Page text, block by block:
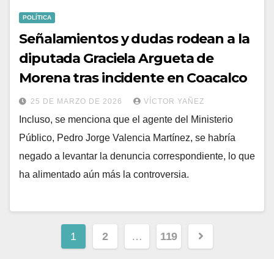
POLÍTICA
Señalamientos y dudas rodean a la
diputada Graciela Argueta de
Morena tras incidente en Coacalco
25 DE MARZO DE 2026 VÍCTOR YAÑEZ
Incluso, se menciona que el agente del Ministerio
Público, Pedro Jorge Valencia Martínez, se habría
negado a levantar la denuncia correspondiente, lo que
ha alimentado aún más la controversia.
1 2 … 119